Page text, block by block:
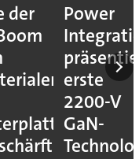
der
Power
erste
2200-V
GaN-